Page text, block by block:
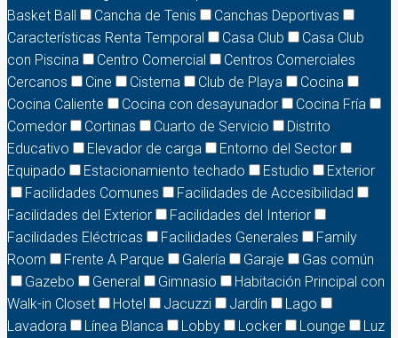
Basket Ball
Cancha de Tenis
Canchas Deportivas
Características Renta Temporal
Casa Club
Casa Club
con Piscina
Centro Comercial
Centros Comerciales
Cercanos
Cine Cisterna Club de Playa
Cocina
Cocina Caliente
Cocina con desayunador
Cocina Fría
Comedor
Cortinas Cuarto de Servicio
Distrito
Educativo
Elevador de carga
Entorno del Sector
Equipado
Estacionamiento techado Estudio
Exterior
Facilidades Comunes
Facilidades de Accesibilidad
Facilidades del Exterior
Facilidades del Interior
Facilidades Eléctricas
Facilidades Generales
Family
Room
Frente A Parque Galería Garaje
Gas común
Gazebo
General Gimnasio
Habitación Principal con
Walk-in Closet
Hotel Jacuzzi Jardín
Lago
Lavadora
Línea Blanca Lobby Locker Lounge
Luz